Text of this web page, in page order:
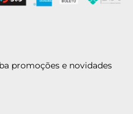
promoções e novidades